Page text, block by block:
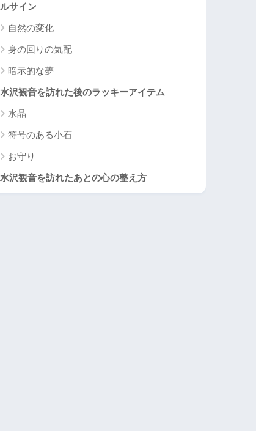
ルサイン
自然の変化
身の回りの気配
暗示的な夢
水沢観音を訪れた後のラッキーアイテム
水晶
符号のある小石
お守り
水沢観音を訪れたあとの心の整え方